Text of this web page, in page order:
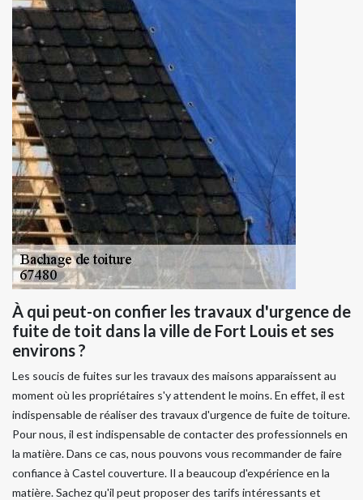
À qui peut-on confier les travaux d'urgence de
fuite de toit dans la ville de Fort Louis et ses
environs ?
Les soucis de fuites sur les travaux des maisons apparaissent au
moment où les propriétaires s'y attendent le moins. En effet, il est
indispensable de réaliser des travaux d'urgence de fuite de toiture.
Pour nous, il est indispensable de contacter des professionnels en
la matière. Dans ce cas, nous pouvons vous recommander de faire
confiance à Castel couverture. Il a beaucoup d'expérience en la
matière. Sachez qu'il peut proposer des tarifs intéressants et